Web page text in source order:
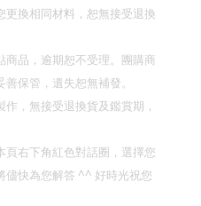
更換相同材料，恕無接受退換
商品，逾期恕不受理。團購商
保管，遺失恕無補發。
，無接受退換貨及鑑賞期，
頁右下角紅色對話圈，選擇您
儘快為您解答 ^^ 好時光祝您